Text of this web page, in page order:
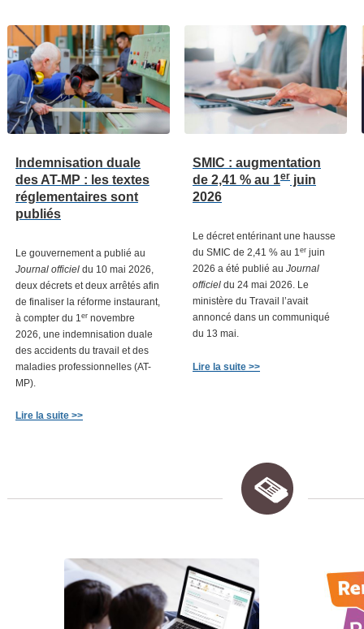
Indemnisation duale
des AT-MP : les textes
réglementaires sont
publiés
Le gouvernement a publié au
Journal officiel du 10 mai 2026,
deux décrets et deux arrêtés afin
de finaliser la réforme instaurant,
à compter du 1er novembre
2026, une indemnisation duale
des accidents du travail et des
maladies professionnelles (AT-
MP).
Lire la suite >>
SMIC : augmentation
de 2,41 % au 1er juin
2026
Le décret entérinant une hausse
du SMIC de 2,41 % au 1er juin
2026 a été publié au Journal
officiel du 24 mai 2026. Le
ministère du Travail l’avait
annoncé dans un communiqué
du 13 mai.
Lire la suite >>